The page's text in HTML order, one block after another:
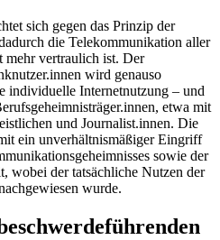
sich gegen das Prinzip der
die Telekommunikation aller
mehr vertraulich ist. Der
wird genauso
individuelle Internetnutzung – und
etwa mit
und Journalist.innen. Die
ein unverhältnismäßiger Eingriff
sowie der
wobei der tatsächliche Nutzen der
wurde.